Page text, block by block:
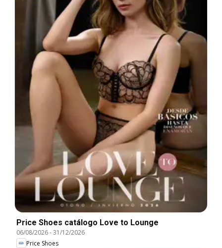
Price Shoes catálogo Love to Lounge
06/08/2026-31/12/2026
Price Shoes